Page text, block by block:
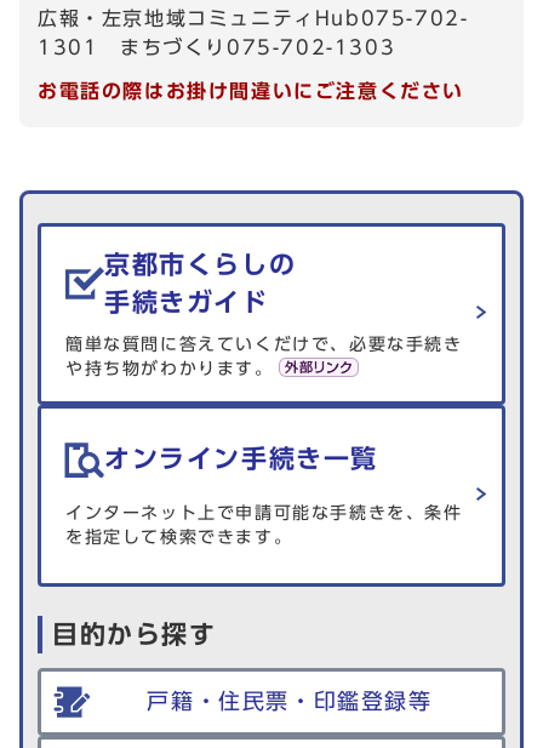
広報・左京地域コミュニティHub075-702-
1301 まちづくり075-702-1303
お電話の際はお掛け間違いにご注意ください
生活情報を探す
京都市くらしの
手続きガイド
簡単な質問に答えていくだけで、必要な手続き
や持ち物がわかります。
オンライン手続き一覧
インターネット上で申請可能な手続きを、条件
を指定して検索できます。
目的から探す
戸籍・住民票・印鑑登録等